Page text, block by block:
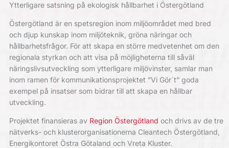
Ytterligare satsning på ekologisk hållbarhet i Östergötland
Östergötland är en spetsregion inom miljöområdet med bred
och djup kunskap inom miljöteknik, gröna näringar och
hållbarhetsfrågor. För att skapa en större medvetenhet om den
regionala styrkan och att visa på möjligheterna till såväl
näringslivsutveckling som ytterligare miljövinster, samlar man
inom ramen för kommunikationsprojektet ”Vi Gör´t” goda
exempel på insatser som bidrar till att skapa en hållbar
utveckling.
Projektet finansieras av Region Östergötland och drivs av de tre
nätverks- och klusterorganisationerna Cleantech Östergötland,
Energikontoret Östra Götaland och Vreta Kluster.